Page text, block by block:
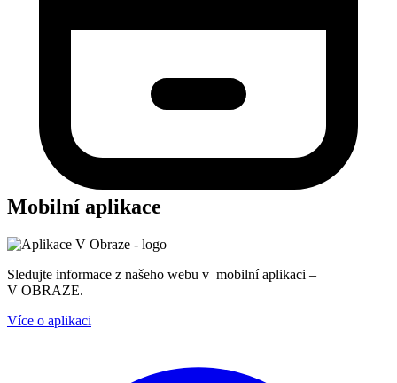
Mobilní aplikace
Sledujte informace z našeho webu v mobilní aplikaci –
V OBRAZE.
Více o aplikaci